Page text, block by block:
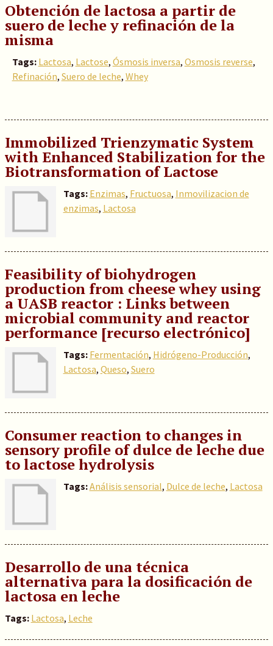
Obtención de lactosa a partir de
suero de leche y refinación de la
misma
Tags: Lactosa, Lactose, Ósmosis inversa, Osmosis reverse,
Refinación, Suero de leche, Whey
Immobilized Trienzymatic System
with Enhanced Stabilization for the
Biotransformation of Lactose
Tags: Enzimas, Fructuosa, Inmovilizacion de
enzimas, Lactosa
Feasibility of biohydrogen
production from cheese whey using
a UASB reactor : Links between
microbial community and reactor
performance [recurso electrónico]
Tags: Fermentación, Hidrógeno-Producción,
Lactosa, Queso, Suero
Consumer reaction to changes in
sensory profile of dulce de leche due
to lactose hydrolysis
Tags:Análisis sensorial, Dulce de leche, Lactosa
Desarrollo de una técnica
alternativa para la dosificación de
lactosa en leche
Tags: Lactosa, Leche